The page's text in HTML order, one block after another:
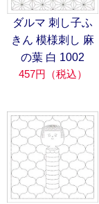
ダルマ 刺し子ふ
きん 模様刺し 麻
の葉 白 1002
457円（税込）